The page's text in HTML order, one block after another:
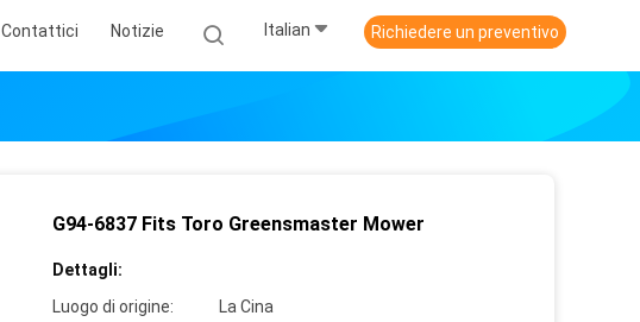
Contattici Notizie Italian Richiedere un preventivo
G94-6837 Fits Toro Greensmaster Mower
Dettagli:
Luogo di origine:
La Cina